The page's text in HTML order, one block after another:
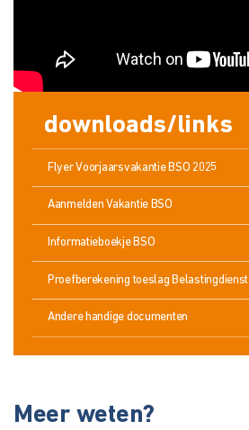
downloads/links
Flyer Voorjaarsvakantie BSO 2025
Aanmelden Vakantie BSO
Informatieboekje BSO
Proefberekening toeslag Belastingdienst
Andere handige documenten
Meer weten?